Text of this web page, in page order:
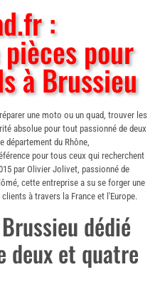
:
pour
à Brussieu
une moto ou un quad, trouver les
absolue pour tout passionné de deux
département du Rhône,
pour tous ceux qui recherchent
par Olivier Jolivet, passionné de
cette entreprise a su se forger une
à travers la France et l'Europe.
dédié
deux et quatre